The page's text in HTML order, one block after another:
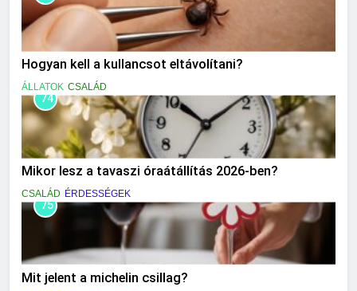
Hogyan kell a kullancsot eltávolítani?
ÁLLATOK CSALÁD
74
Mikor lesz a tavaszi óraátállítás 2026-ben?
CSALÁD ÉRDESSÉGEK
75
Mit jelent a michelin csillag?